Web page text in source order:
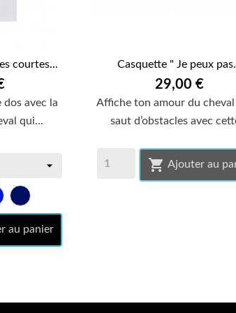
courtes...
dos avec la
qui...
bleu
royal
bleu
marine
au panier
APERÇU RAPIDE
Casquette " Je peux
29,00 €
Affiche ton amour du
saut d’obstacles avec
 Ajouter au